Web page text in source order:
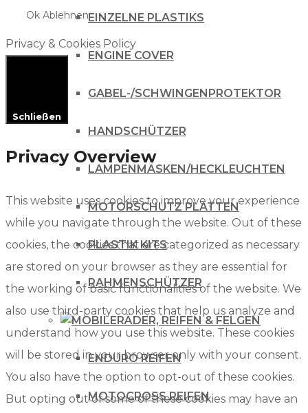
EINZELNE PLASTIKS
ENGINE COVER
GABEL-/SCHWINGENPROTEKTOR
HANDSCHÜTZER
LAMPENMASKEN/HECKLEUCHTEN
MOTORSCHUTZ PLATTEN
PLASTIK KITS
RAHMENSCHÜTZER
RÄDER, REIFEN & FELGEN
ENDURO REIFEN
MOTOCROSS REIFEN
Ok Ablehnen
Privacy & Cookies Policy
Schließen
Privacy Overview
This website uses cookies to improve your experience
while you navigate through the website. Out of these
cookies, the cookies that are categorized as necessary
are stored on your browser as they are essential for
the working of basic functionalities of the website. We
also use third-party cookies that help us analyze and
understand how you use this website. These cookies
will be stored in your browser only with your consent.
You also have the option to opt-out of these cookies.
But opting out of some of these cookies may have an